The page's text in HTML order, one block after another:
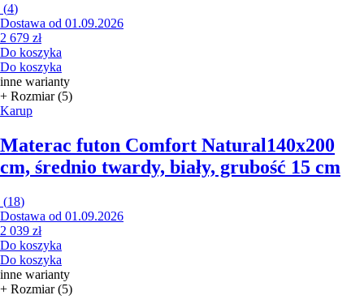
(4)
Dostawa od 01.09.2026
2 679 zł
Do koszyka
Do koszyka
inne warianty
+ Rozmiar (5)
Karup
Materac futon Comfort Natural140x200
cm, średnio twardy, biały, grubość 15 cm
(18)
Dostawa od 01.09.2026
2 039 zł
Do koszyka
Do koszyka
inne warianty
+ Rozmiar (5)